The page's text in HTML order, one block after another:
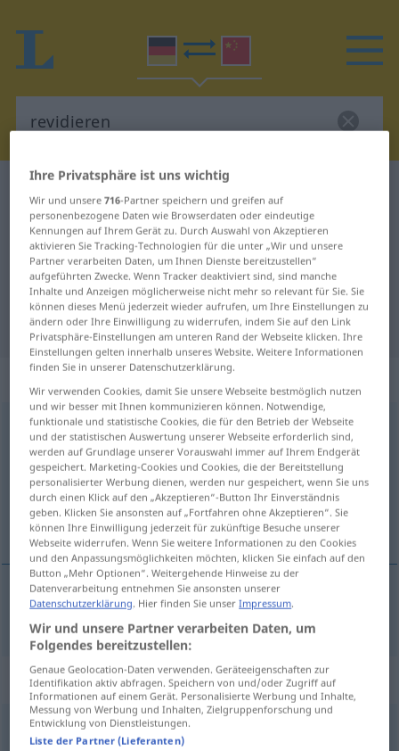
Deutsch-Chinesisch Wörterbuch
Deutsch-Chinesisch Übersetzung
für "revidieren"
"revidieren" Chinesisch
Übersetzung
„revidieren“
revidieren
Übersicht aller Übersetzungen
(Für mehr Details die Übersetzung anklicken/antippen)
修订
修订[xiūdìng] revidieren
Synonyme für "revidieren"
überarbeiten,ändern,korrigieren
Ihre Privatsphäre ist uns wichtig
Wir und unsere716-Partner speichern und greifen auf
personenbezogene Daten wie Browserdaten oder eindeutige
Kennungen auf Ihrem Gerät zu. Durch Auswahl von Akzeptieren
aktivieren Sie Tracking-Technologien für die unter „Wir und unsere
Partner verarbeiten Daten, um Ihnen Dienste bereitzustellen“
aufgeführten Zwecke. Wenn Tracker deaktiviert sind, sind manche
Inhalte und Anzeigen möglicherweise nicht mehr so relevant für Sie. Sie
können dieses Menü jederzeit wieder aufrufen, um Ihre Einstellungen zu
ändern oder Ihre Einwilligung zu widerrufen, indem Sie auf den Link
Privatsphäre-Einstellungen am unteren Rand der Webseite klicken. Ihre
Einstellungen gelten innerhalb unseres Website. Weitere Informationen
finden Sie in unserer Datenschutzerklärung.
Wir verwenden Cookies, damit Sie unsere Webseite bestmöglich nutzen
und wir besser mit Ihnen kommunizieren können. Notwendige,
funktionale und statistische Cookies, die für den Betrieb der Webseite
und der statistischen Auswertung unserer Webseite erforderlich sind,
werden auf Grundlage unserer Vorauswahl immer auf Ihrem Endgerät
gespeichert. Marketing-Cookies und Cookies, die der Bereitstellung
personalisierter Werbung dienen, werden nur gespeichert, wenn Sie uns
durch einen Klick auf den „Akzeptieren“-Button Ihr Einverständnis
geben. Klicken Sie ansonsten auf „Fortfahren ohne Akzeptieren“. Sie
können Ihre Einwilligung jederzeit für zukünftige Besuche unserer
Webseite widerrufen. Wenn Sie weitere Informationen zu den Cookies
und den Anpassungsmöglichkeiten möchten, klicken Sie einfach auf den
Button „Mehr Optionen“. Weitergehende Hinweise zu der
Datenverarbeitung entnehmen Sie ansonsten unserer
Datenschutzerklärung. Hier finden Sie unserImpressum.
Wir und unsere Partner verarbeiten Daten, um
Folgendes bereitzustellen:
Genaue Geolocation-Daten verwenden. Geräteeigenschaften zur
Identifikation aktiv abfragen. Speichern von und/oder Zugriff auf
Informationen auf einem Gerät. Personalisierte Werbung und Inhalte,
Messung von Werbung und Inhalten, Zielgruppenforschung und
Entwicklung von Dienstleistungen.
Liste der Partner (Lieferanten)